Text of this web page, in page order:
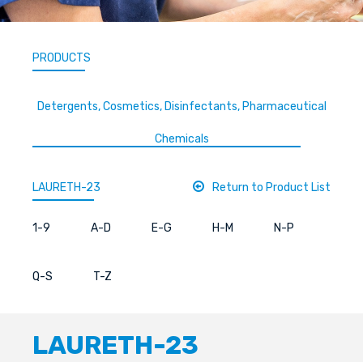
PRODUCTS
Detergents, Cosmetics, Disinfectants, Pharmaceutical
Chemicals
LAURETH-23 Return to Product List
1-9 A-D E-G H-M N-P
Q-S T-Z
LAURETH-23